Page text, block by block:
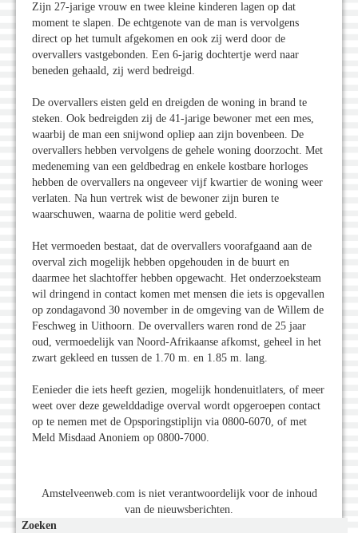
Zijn 27-jarige vrouw en twee kleine kinderen lagen op dat
moment te slapen. De echtgenote van de man is vervolgens
direct op het tumult afgekomen en ook zij werd door de
overvallers vastgebonden. Een 6-jarig dochtertje werd naar
beneden gehaald, zij werd bedreigd.
De overvallers eisten geld en dreigden de woning in brand te
steken. Ook bedreigden zij de 41-jarige bewoner met een mes,
waarbij de man een snijwond opliep aan zijn bovenbeen. De
overvallers hebben vervolgens de gehele woning doorzocht. Met
medeneming van een geldbedrag en enkele kostbare horloges
hebben de overvallers na ongeveer vijf kwartier de woning weer
verlaten. Na hun vertrek wist de bewoner zijn buren te
waarschuwen, waarna de politie werd gebeld.
Het vermoeden bestaat, dat de overvallers voorafgaand aan de
overval zich mogelijk hebben opgehouden in de buurt en
daarmee het slachtoffer hebben opgewacht. Het onderzoeksteam
wil dringend in contact komen met mensen die iets is opgevallen
op zondagavond 30 november in de omgeving van de Willem de
Feschweg in Uithoorn. De overvallers waren rond de 25 jaar
oud, vermoedelijk van Noord-Afrikaanse afkomst, geheel in het
zwart gekleed en tussen de 1.70 m. en 1.85 m. lang.
Eenieder die iets heeft gezien, mogelijk hondenuitlaters, of meer
weet over deze gewelddadige overval wordt opgeroepen contact
op te nemen met de Opsporingstiplijn via 0800-6070, of met
Meld Misdaad Anoniem op 0800-7000.
Amstelveenweb.com is niet verantwoordelijk voor de inhoud
van de nieuwsberichten.
Zoeken